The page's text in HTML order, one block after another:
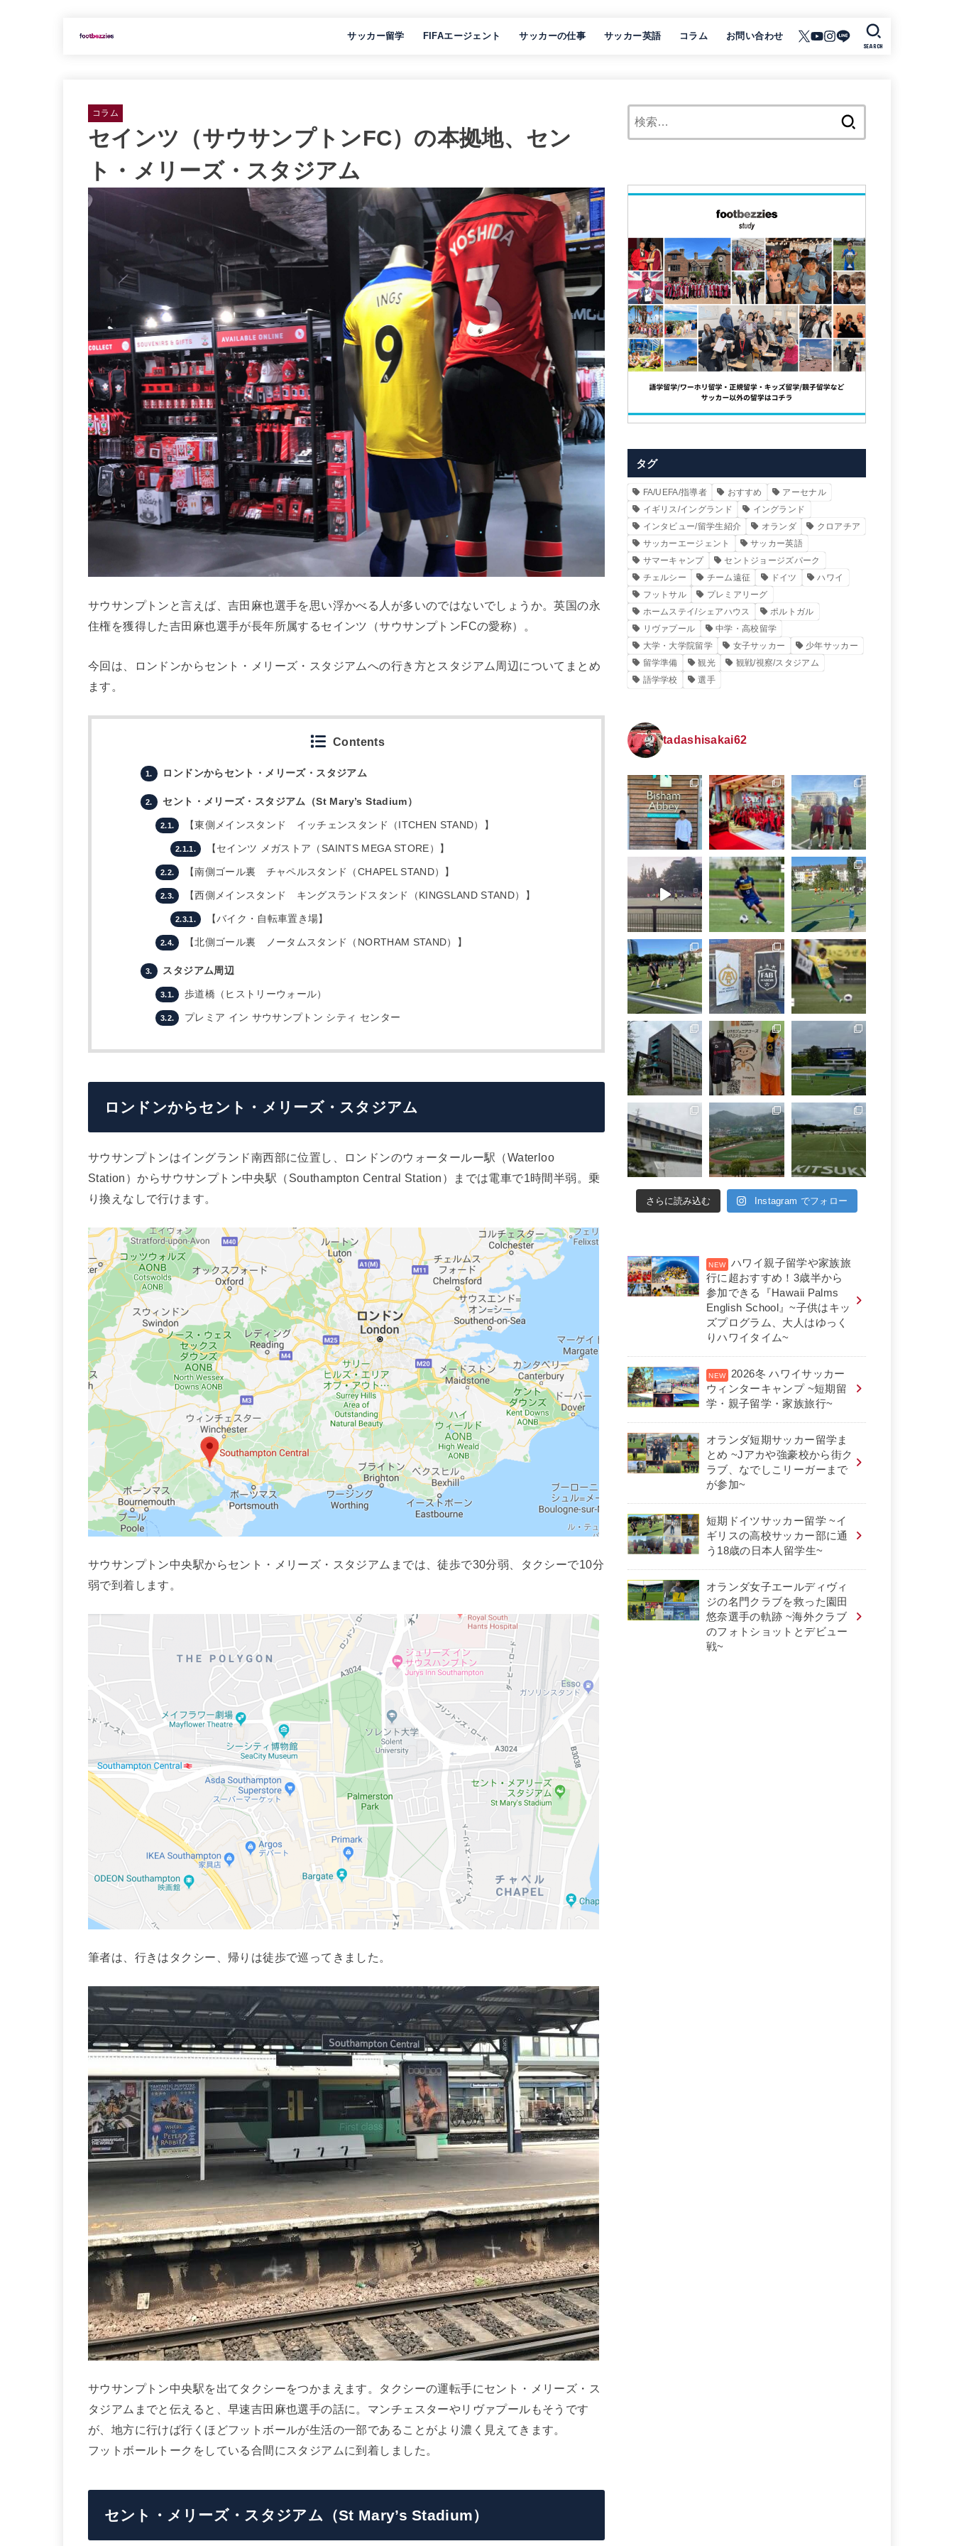
サッカー留学 FIFAエージェント サッカーの仕事 サッカー英語 コラム お問い合わせ
SEARCH
コラム
セインツ（サウサンプトンFC）の本拠地、セン
ト・メリーズ・スタジアム
サウサンプトンと言えば、吉田麻也選手を思い浮かべる人が多いのではないでしょうか。英国の永
住権を獲得した吉田麻也選手が長年所属するセインツ（サウサンプトンFCの愛称）。
今回は、ロンドンからセント・メリーズ・スタジアムへの行き方とスタジアム周辺についてまとめ
ます。
Contents
1. ロンドンからセント・メリーズ・スタジアム
2. セント・メリーズ・スタジアム（St Mary’s Stadium）
2.1. 【東側メインスタンド イッチェンスタンド（ITCHEN STAND）】
2.1.1. 【セインツ メガストア（SAINTS MEGA STORE）】
2.2. 【南側ゴール裏 チャペルスタンド（CHAPEL STAND）】
2.3. 【西側メインスタンド キングスランドスタンド（KINGSLAND STAND）】
2.3.1. 【バイク・自転車置き場】
2.4. 【北側ゴール裏 ノータムスタンド（NORTHAM STAND）】
3. スタジアム周辺
3.1. 歩道橋（ヒストリーウォール）
3.2. プレミア イン サウサンプトン シティ センター
ロンドンからセント・メリーズ・スタジアム
サウサンプトンはイングランド南西部に位置し、ロンドンのウォータールー駅（Waterloo
Station）からサウサンプトン中央駅（Southampton Central Station）までは電車で1時間半弱。乗
り換えなしで行けます。
サウサンプトン中央駅からセント・メリーズ・スタジアムまでは、徒歩で30分弱、タクシーで10分
弱で到着します。
筆者は、行きはタクシー、帰りは徒歩で巡ってきました。
サウサンプトン中央駅を出てタクシーをつかまえます。タクシーの運転手にセント・メリーズ・ス
タジアムまでと伝えると、早速吉田麻也選手の話に。マンチェスターやリヴァプールもそうです
が、地方に行けば行くほどフットボールが生活の一部であることがより濃く見えてきます。
フットボールトークをしている合間にスタジアムに到着しました。
セント・メリーズ・スタジアム（St Mary’s Stadium）
タグ
FA/UEFA/指導者 おすすめ
アーセナル
イギリス/イングランド
イングランド
インタビュー/留学生紹介
オランダ
クロアチア
サッカーエージェント
サッカー英語
サマーキャンプ
セントジョージズパーク
チェルシー
チーム遠征 ドイツ
ハワイ
フットサル
プレミアリーグ
ホームステイ/シェアハウス
ポルトガル
リヴァプール
中学・高校留学
大学・大学院留学
女子サッカー
少年サッカー
留学準備
観光
観戦/視察/スタジアム
語学学校
選手
tadashisakai62
さらに読み込む Instagram でフォロー
ハワイ親子留学や家族旅
行に超おすすめ！3歳半から
参加できる『Hawaii Palms
English School』~子供はキッ
ズプログラム、大人はゆっく
りハワイタイム~
2026冬 ハワイサッカー
ウィンターキャンプ ~短期留
学・親子留学・家族旅行~
オランダ短期サッカー留学ま
とめ ~Jアカや強豪校から街ク
ラブ、なでしこリーガーまで
が参加~
短期ドイツサッカー留学 ~イ
ギリスの高校サッカー部に通
う18歳の日本人留学生~
オランダ女子エールディヴィ
ジの名門クラブを救った園田
悠奈選手の軌跡 ~海外クラブ
のフォトショットとデビュー
戦~